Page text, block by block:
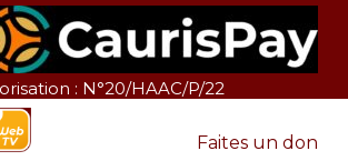
: N°20/HAAC/P/22
Faites un don